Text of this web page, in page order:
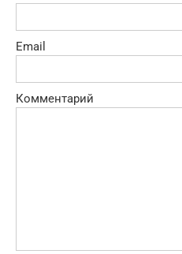
Email
Комментарий